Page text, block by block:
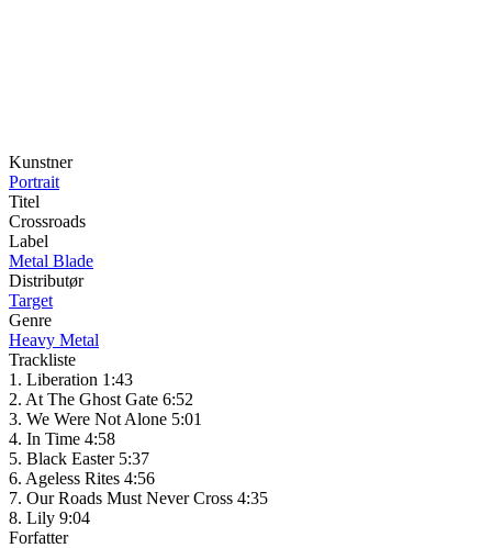
Kunstner
Portrait
Titel
Crossroads
Label
Metal Blade
Distributør
Target
Genre
Heavy Metal
Trackliste
1. Liberation 1:43
2. At The Ghost Gate 6:52
3. We Were Not Alone 5:01
4. In Time 4:58
5. Black Easter 5:37
6. Ageless Rites 4:56
7. Our Roads Must Never Cross 4:35
8. Lily 9:04
Forfatter